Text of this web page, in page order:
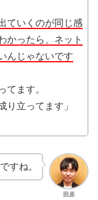
ていくのが同じ感
かったら、ネット
んじゃないです
てます。
り立ってます」
田原
すね。